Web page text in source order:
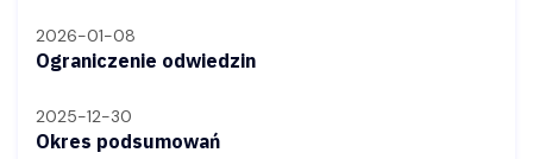
2026-01-08
Ograniczenie odwiedzin
2025-12-30
Okres podsumowań